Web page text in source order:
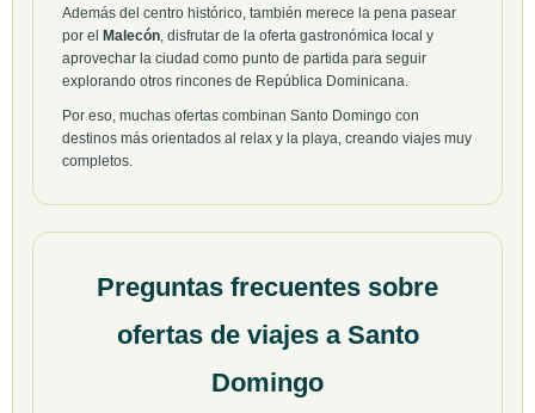
Además del centro histórico, también merece la pena pasear
por el
Malecón, disfrutar de la oferta gastronómica local y
aprovechar la ciudad como punto de partida para seguir
explorando otros rincones de República Dominicana.
Por eso, muchas ofertas combinan Santo Domingo con
destinos más orientados al relax y la playa, creando viajes muy
completos.
Preguntas frecuentes sobre
ofertas de viajes a Santo
Domingo